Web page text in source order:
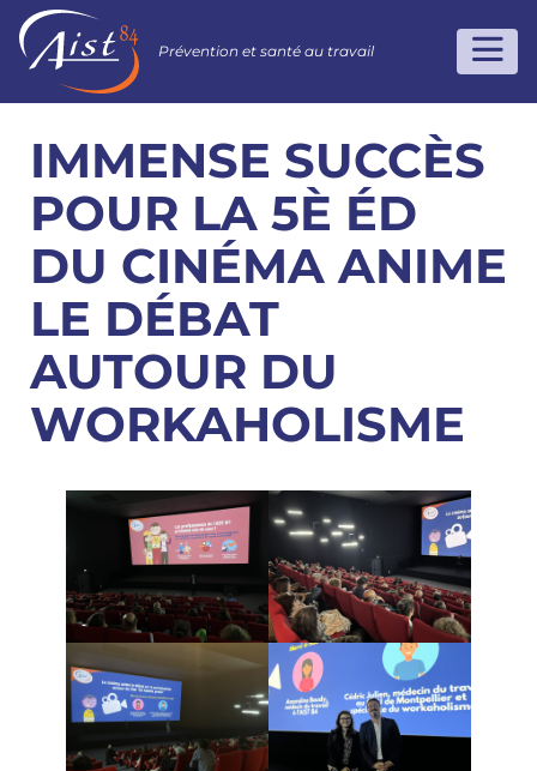
Prévention et santé au travail
IMMENSE SUCCÈS
POUR LA 5È ÉD
DU CINÉMA ANIME
LE DÉBAT
AUTOUR DU
WORKAHOLISME